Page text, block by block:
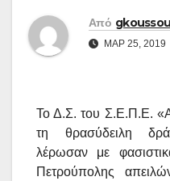
Από
ΜΑΡ 25, 2019
Το Δ.Σ. του Σ.Ε.Π.Ε.
τη θρασύδειλη
λέρωσαν με
Πετρούπολης